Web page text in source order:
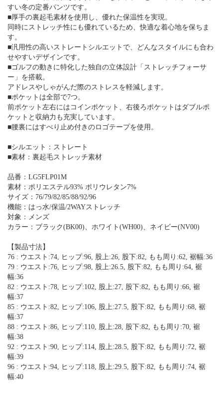
すい冬の定番パンツです。
■厚手の裏起毛素材を使用し、優れた保温性を実現。
同時にストレッチ性にも優れているため、快適な着心地を保ちま
す。
■汎用性の高いストレートシルエットで、どんなスタイルにも合わ
せやすいデザインです。
■ゴルフの動きに特化した独自の立体設計「ストレッチフォーサ
ー」を搭載。
アドレスやしゃがんだ際のストレスを軽減します。
■ポケットは全部で7つ。
前ポケット左右にはコインポケット、右後ろポケットはダブルポ
ケットと収納力も充実しています。
■腰裏にはすべり止め付きのロゴテープを使用。
■シルエット：ストレート
■素材：裏起毛ストレッチ素材
品番：LG5FLP01M
素材：ポリエステル93% ポリウレタン7%
サイズ：76/79/82/85/88/92/96
機能：はっ水/保温/2WAYストレッチ
対象：メンズ
カラー：ブラック(BK00)、ホワイト(WH00)、ネイビー(NV00)
【製品寸法】
76 : ウエスト:74, ヒップ:96, 股上:26, 股下:82, もも周り:62, 裾幅:36
79 : ウエスト:76, ヒップ:98, 股上:26.5, 股下:82, もも周り:64, 裾
幅:36
82 : ウエスト:78, ヒップ:102, 股上:27, 股下:82, もも周り:66, 裾
幅:37
85 : ウエスト:82, ヒップ:106, 股上:27.5, 股下:82, もも周り:68, 裾
幅:37
88 : ウエスト:86, ヒップ:110, 股上:28, 股下:82, もも周り:70, 裾
幅:38
92 : ウエスト:90, ヒップ:114, 股上:28.5, 股下:82, もも周り:72, 裾
幅:39
96 : ウエスト:94, ヒップ:118, 股上:29.5, 股下:82, もも周り:74, 裾
幅:40